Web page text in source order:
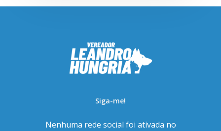
Siga-me!
Nenhuma rede social foi ativada no